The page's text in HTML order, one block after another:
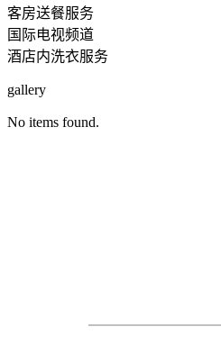
客房送餐服务
国际电视频道
酒店内洗衣服务
gallery
No items found.